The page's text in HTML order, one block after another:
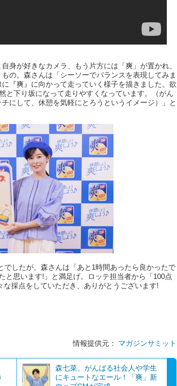
身が好きなカメラ、もう片方には「爽」が置かれ、
の。森さんは「シーソーでバランスを表現してみま
『爽』に向かって走っていく様子を描きました。欲
と下り坂になって走りやすくなっています。（がん
にして、休憩を気軽にとろうというイメージ）」と
したが、森さんは「あと1時間あったら良かったで
と思います!」と満足げ。ロッテ担当者から「100点
採点をしていただき、ありがとうございます!
情報提供元： マガジンサミット
森七菜、がんばる社会人や学生
にキュートなエール！「爽」新